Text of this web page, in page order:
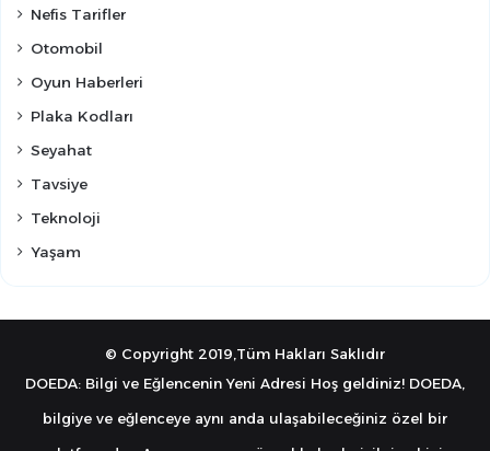
Nefis Tarifler
Otomobil
Oyun Haberleri
Plaka Kodları
Seyahat
Tavsiye
Teknoloji
Yaşam
© Copyright 2019,Tüm Hakları Saklıdır
DOEDA: Bilgi ve Eğlencenin Yeni Adresi Hoş geldiniz! DOEDA,
bilgiye ve eğlenceye aynı anda ulaşabileceğiniz özel bir